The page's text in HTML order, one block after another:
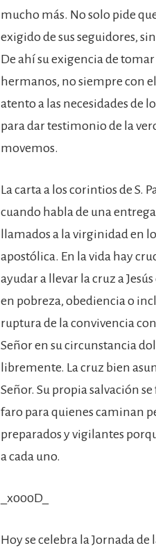
mucho más. No solo pide
exigido de sus seguidores,
De ahí su exigencia de
hermanos, no siempre con
atento a las necesidades de
para dar testimonio de la
movemos.
La carta a los corintios de S.
cuando habla de una
llamados a la virginidad en
apostólica. En la vida hay
ayudar a llevar la cruz a
en pobreza, obediencia o
ruptura de la convivencia
Señor en su circunstancia
libremente. La cruz bien
Señor. Su propia salvación
faro para quienes caminan
preparados y vigilantes
a cada uno.
_x000D_
Hoy se celebra la Jornada